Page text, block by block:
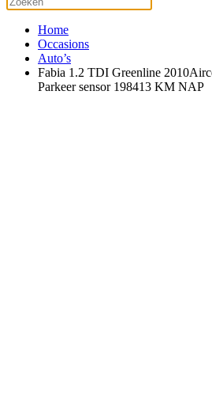
Home
Occasions
Auto’s
Fabia 1.2 TDI Greenline
Parkeer sensor 198413 KM NAP